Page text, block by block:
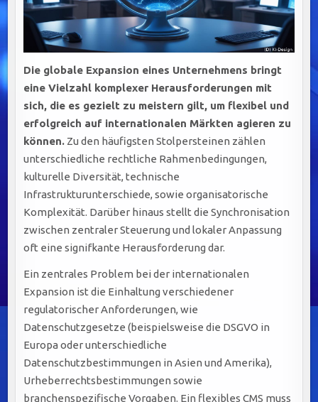
Die globale Expansion eines Unternehmens bringt
eine Vielzahl komplexer Herausforderungen mit
sich, die es gezielt zu meistern gilt, um flexibel und
erfolgreich auf internationalen Märkten agieren zu
können. Zu den häufigsten Stolpersteinen zählen
unterschiedliche rechtliche Rahmenbedingungen,
kulturelle Diversität, technische
Infrastrukturunterschiede, sowie organisatorische
Komplexität. Darüber hinaus stellt die Synchronisation
zwischen zentraler Steuerung und lokaler Anpassung
oft eine signifkante Herausforderung dar.
Ein zentrales Problem bei der internationalen
Expansion ist die Einhaltung verschiedener
regulatorischer Anforderungen, wie
Datenschutzgesetze (beispielsweise die DSGVO in
Europa oder unterschiedliche
Datenschutzbestimmungen in Asien und Amerika),
Urheberrechtsbestimmungen sowie
branchenspezifische Vorgaben. Ein flexibles CMS muss